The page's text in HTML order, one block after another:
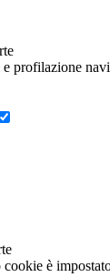
profilazione
cookie è